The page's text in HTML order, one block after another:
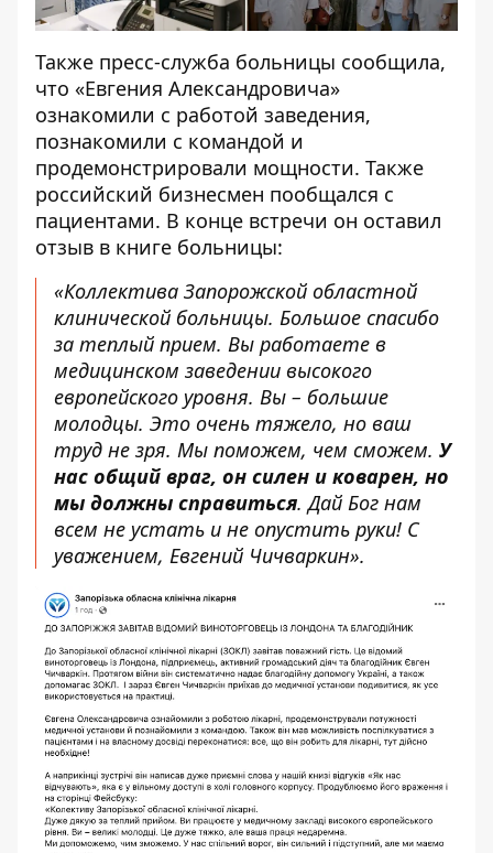
Также пресс-служба больницы сообщила,
что «Евгения Александровича»
ознакомили с работой заведения,
познакомили с командой и
продемонстрировали мощности. Также
российский бизнесмен пообщался с
пациентами. В конце встречи он оставил
отзыв в книге больницы:
«Коллектива Запорожской областной
клинической больницы. Большое спасибо
за теплый прием. Вы работаете в
медицинском заведении высокого
европейского уровня. Вы – большие
молодцы. Это очень тяжело, но ваш
труд не зря. Мы поможем, чем сможем. У
нас общий враг, он силен и коварен, но
мы должны справиться. Дай Бог нам
всем не устать и не опустить руки! С
уважением, Евгений Чичваркин».